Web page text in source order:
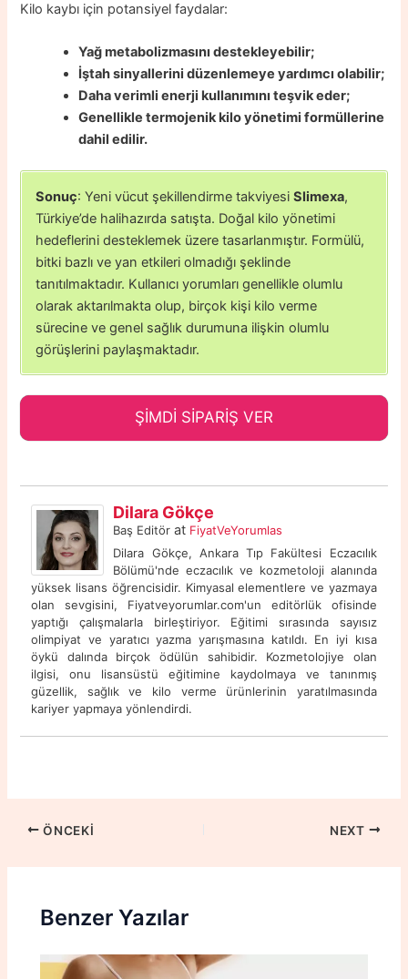
Kilo kaybı için potansiyel faydalar:
Yağ metabolizmasını destekleyebilir;
İştah sinyallerini düzenlemeye yardımcı olabilir;
Daha verimli enerji kullanımını teşvik eder;
Genellikle termojenik kilo yönetimi formüllerine
dahil edilir.
Sonuç: Yeni vücut şekillendirme takviyesiSlimexa,
Türkiye’de halihazırda satışta. Doğal kilo yönetimi
hedeflerini desteklemek üzere tasarlanmıştır. Formülü,
bitki bazlı ve yan etkileri olmadığı şeklinde
tanıtılmaktadır. Kullanıcı yorumları genellikle olumlu
olarak aktarılmakta olup, birçok kişi kilo verme
sürecine ve genel sağlık durumuna ilişkin olumlu
görüşlerini paylaşmaktadır.
ŞİMDİ SİPARİŞ VER
Dilara Gökçe
Baş Editör at FiyatVeYorumlas
Dilara Gökçe, Ankara Tıp Fakültesi Eczacılık
Bölümü'nde eczacılık ve kozmetoloji alanında
yüksek lisans öğrencisidir. Kimyasal elementlere ve yazmaya
olan sevgisini, Fiyatveyorumlar.com'un editörlük ofisinde
yaptığı çalışmalarla birleştiriyor. Eğitimi sırasında sayısız
olimpiyat ve yaratıcı yazma yarışmasına katıldı. En iyi kısa
öykü dalında birçok ödülün sahibidir. Kozmetolojiye olan
ilgisi, onu lisansüstü eğitimine kaydolmaya ve tanınmış
güzellik, sağlık ve kilo verme ürünlerinin yaratılmasında
kariyer yapmaya yönlendirdi.
ÖNCEKI NEXT
Benzer Yazılar